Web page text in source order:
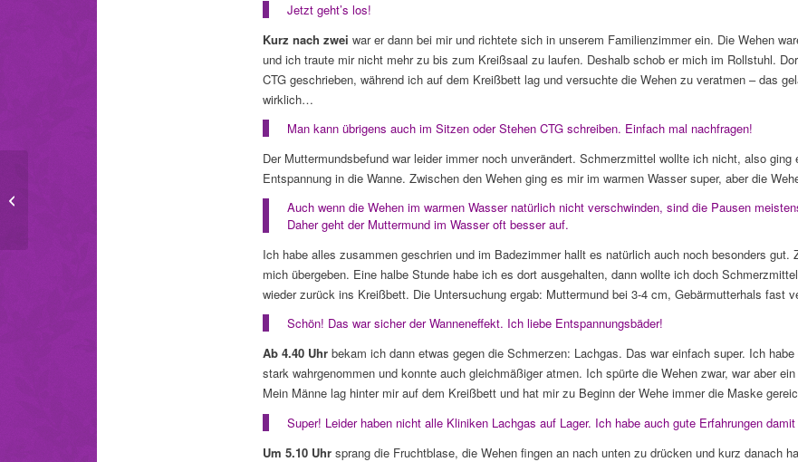
Jetzt geht’s los!
Kurz nach zwei war er dann bei mir und richtete sich in unserem Familienzimmer ein. Die Wehen
und ich traute mir nicht mehr zu bis zum Kreißsaal zu laufen. Deshalb schob er mich im Rollstuhl.
CTG geschrieben, während ich auf dem Kreißbett lag und versuchte die Wehen zu veratmen – das
wirklich…
Man kann übrigens auch im Sitzen oder Stehen CTG schreiben. Einfach mal nachfragen!
Der Muttermundsbefund war leider immer noch unverändert. Schmerzmittel wollte ich nicht, also
Entspannung in die Wanne. Zwischen den Wehen ging es mir im warmen Wasser super, aber die
Auch wenn die Wehen im warmen Wasser natürlich nicht verschwinden, sind die Pausen
Daher geht der Muttermund im Wasser oft besser auf.
Ich habe alles zusammen geschrien und im Badezimmer hallt es natürlich auch noch besonders gut.
mich übergeben. Eine halbe Stunde habe ich es dort ausgehalten, dann wollte ich doch
wieder zurück ins Kreißbett. Die Untersuchung ergab: Muttermund bei 3-4 cm, Gebärmutterhals fast
Schön! Das war sicher der Wanneneffekt. Ich liebe Entspannungsbäder!
Ab 4.40 Uhrbekam ich dann etwas gegen die Schmerzen: Lachgas. Das war einfach super. Ich
stark wahrgenommen und konnte auch gleichmäßiger atmen. Ich spürte die Wehen zwar, war aber ein
Mein Männe lag hinter mir auf dem Kreißbett und hat mir zu Beginn der Wehe immer die Maske
Super! Leider haben nicht alle Kliniken Lachgas auf Lager. Ich habe auch gute Erfahrungen
Um 5.10 Uhrsprang die Fruchtblase, die Wehen fingen an nach unten zu drücken und kurz danach